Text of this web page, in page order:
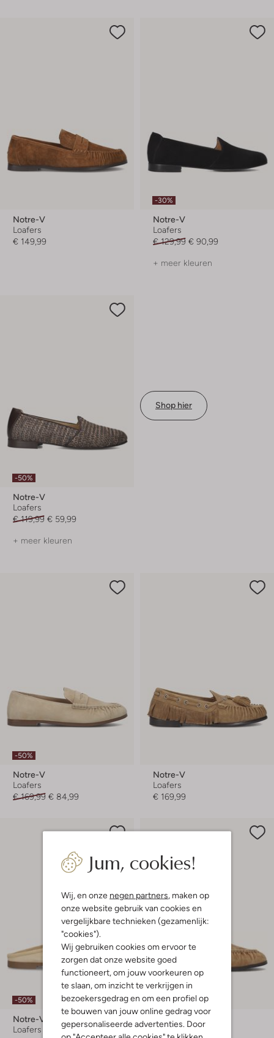
Jum, cookies!
Wij, en onze negen partners, maken op
onze website gebruik van cookies en
vergelijkbare technieken (gezamenlijk:
"cookies").
Wij gebruiken cookies om ervoor te
zorgen dat onze website goed
functioneert, om jouw voorkeuren op
te slaan, om inzicht te verkrijgen in
bezoekersgedrag en om een profiel op
te bouwen van jouw online gedrag voor
gepersonaliseerde advertenties. Door
Notre-V
Loafers
€ 149,99
-30%
Notre-V
Loafers
€ 129,99 € 90,99
+ meer kleuren
-50%
Notre-V
Loafers
€ 119,99 € 59,99
+ meer kleuren
Shop hier
-50%
Notre-V
Loafers
€ 169,99 € 84,99
Notre-V
Loafers
€ 169,99
-50%
Notre-V
Loafers
Notre-V
Loafers